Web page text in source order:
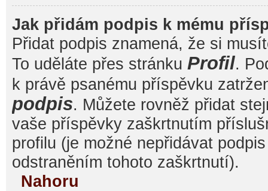
Jak přidám podpis k mému
Přidat podpis znamená, že si
To uděláte přes stránku Profil.
k právě psanému příspěvku
podpis. Můžete rovněž přidat
vaše příspěvky zaškrtnutím
profilu (je možné nepřidávat
odstraněním tohoto zaškrtnutí).
Nahoru